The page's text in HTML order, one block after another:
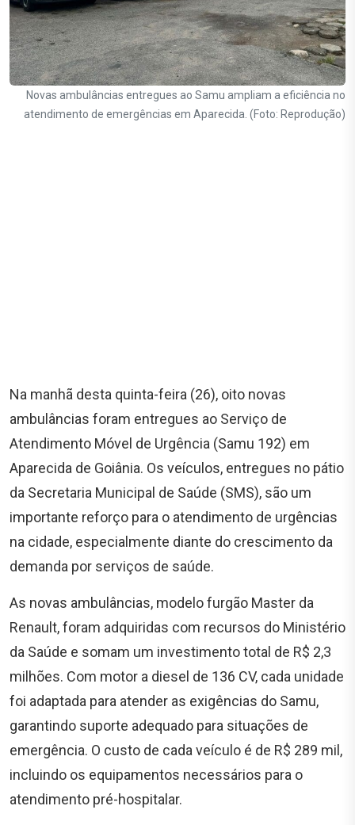
Novas ambulâncias entregues ao Samu ampliam a eficiência no
atendimento de emergências em Aparecida. (Foto: Reprodução)
Na manhã desta quinta-feira (26), oito novas
ambulâncias foram entregues ao Serviço de
Atendimento Móvel de Urgência (Samu 192) em
Aparecida de Goiânia. Os veículos, entregues no pátio
da Secretaria Municipal de Saúde (SMS), são um
importante reforço para o atendimento de urgências
na cidade, especialmente diante do crescimento da
demanda por serviços de saúde.
As novas ambulâncias, modelo furgão Master da
Renault, foram adquiridas com recursos do Ministério
da Saúde e somam um investimento total de R$ 2,3
milhões. Com motor a diesel de 136 CV, cada unidade
foi adaptada para atender as exigências do Samu,
garantindo suporte adequado para situações de
emergência. O custo de cada veículo é de R$ 289 mil,
incluindo os equipamentos necessários para o
atendimento pré-hospitalar.